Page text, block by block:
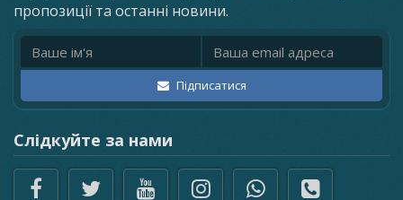
пропозиції та останні новини.
Ім'я Email адреса
Підписатися
Слідкуйте за нами